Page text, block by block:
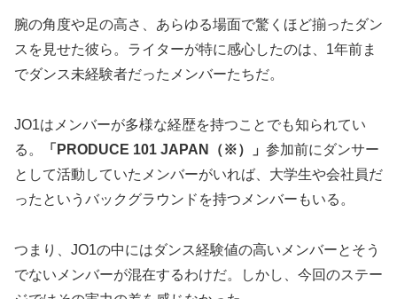
腕の角度や足の高さ、あらゆる場面で驚くほど揃ったダン
スを見せた彼ら。ライターが特に感心したのは、1年前ま
でダンス未経験者だったメンバーたちだ。
JO1はメンバーが多様な経歴を持つことでも知られてい
る。
「PRODUCE 101 JAPAN（※）」 参加前にダンサー
として活動していたメンバーがいれば、大学生や会社員だ
ったというバックグラウンドを持つメンバーもいる。
つまり、JO1の中にはダンス経験値の高いメンバーとそう
でないメンバーが混在するわけだ。しかし、今回のステー